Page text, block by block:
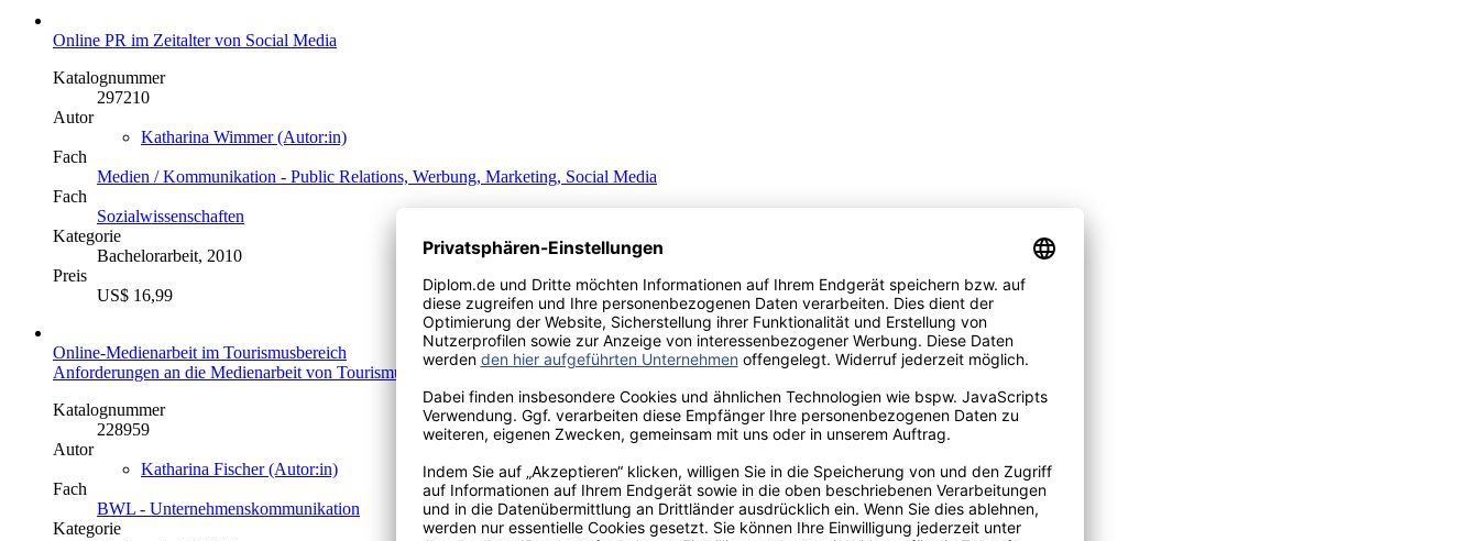
Online PR im Zeitalter von Social Media
Katalognummer
297210
Autor
Katharina Wimmer (Autor:in)
Fach
Medien / Kommunikation - Public Relations, Werbung, Marketing, Social Media
Fach
Sozialwissenschaften
Kategorie
Bachelorarbeit, 2010
Preis
US$ 16,99
Online-Medienarbeit im Tourismusbereich
Anforderungen an die Medienarbeit von Tourismusorganisationen und -unternehmen im Internet
Katalognummer
228959
Autor
Katharina Fischer (Autor:in)
Fach
BWL - Unternehmenskommunikation
Kategorie